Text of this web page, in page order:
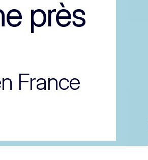
près
France